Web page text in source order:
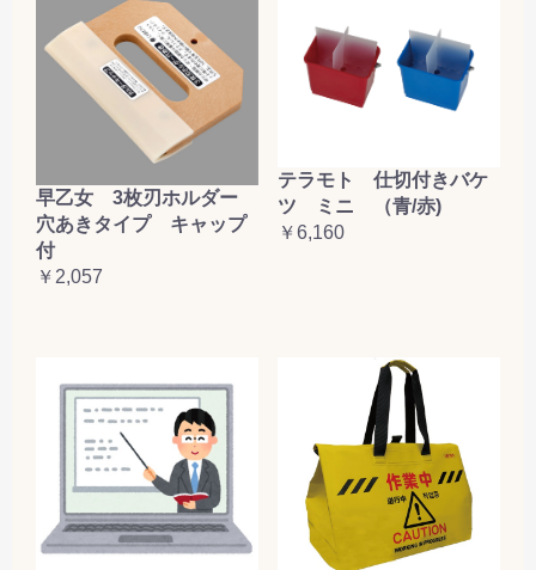
早乙女 3枚刃ホルダー
穴あきタイプ キャップ
付
￥2,057
テラモト 仕切付きバケ
ツ ミニ （青/赤)
￥6,160